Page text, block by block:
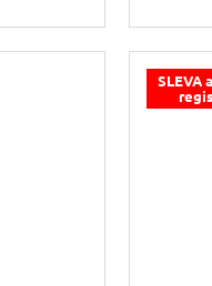
SLEVA